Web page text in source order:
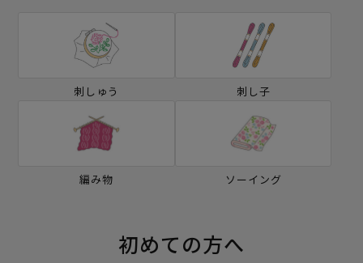
刺しゅう 刺し子
編み物 ソーイング
初めての方へ